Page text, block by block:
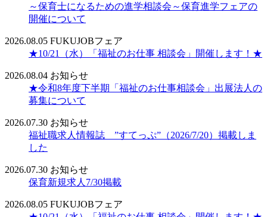
～保育士になるための進学相談会～保育進学フェアの
開催について
2026.08.05 FUKUJOBフェア
★10/21（水）「福祉のお仕事 相談会」開催します！★
2026.08.04 お知らせ
★令和8年度下半期「福祉のお仕事相談会」出展法人の
募集について
2026.07.30 お知らせ
福祉職求人情報誌 ”すてっぷ”（2026/7/20）掲載しま
した
2026.07.30 お知らせ
保育新規求人7/30掲載
2026.08.05 FUKUJOBフェア